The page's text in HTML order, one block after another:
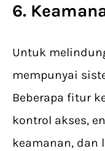
6.
Untuk
mempunyai
Beberapa fitur
kontrol akses,
keamanan, dan